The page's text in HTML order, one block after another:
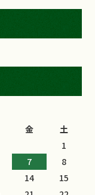
金
土
1
7
8
14
15